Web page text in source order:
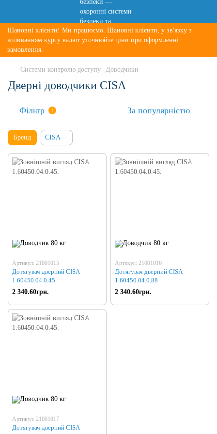
Шановні клієнти! Ми працюємо. Шановні клієнти, у зв'язку з
коливанням курсу валют уточнюйте ціни при оформленні
замовлення.
Системи контролю доступу Доводчики
Дверні доводчики CISA
Фільтр 1 За популярністю
Бренд CISA
Артикул: 21001015
Дотягувач дверний CISA
1.60450.04.0.45
2 340.60грн.
Артикул: 21001016
Дотягувач дверний CISA
1.60450.04.0.88
2 340.60грн.
Артикул: 21001017
Дотягувач дверний CISA